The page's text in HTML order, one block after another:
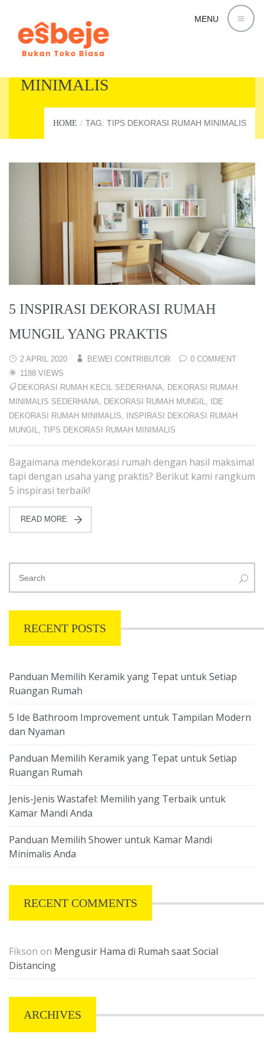
MENU
MINIMALIS
HOME TAG: TIPS DEKORASI RUMAH MINIMALIS
5 INSPIRASI DEKORASI RUMAH
MUNGIL YANG PRAKTIS
2 APRIL 2020 BEWEI CONTRIBUTOR
0 COMMENT
1188 VIEWS
DEKORASI RUMAH KECIL SEDERHANA
DEKORASI RUMAH
MINIMALIS SEDERHANA
DEKORASI RUMAH MUNGIL
IDE
DEKORASI RUMAH MINIMALIS
INSPIRASI DEKORASI RUMAH
MUNGIL
TIPS DEKORASI RUMAH MINIMALIS
Bagaimana mendekorasi rumah dengan hasil maksimal
tapi dengan usaha yang praktis? Berikut kami rangkum
5 inspirasi terbaik!
READ MORE
RECENT POSTS
Panduan Memilih Keramik yang Tepat untuk Setiap
Ruangan Rumah
5 Ide Bathroom Improvement untuk Tampilan Modern
dan Nyaman
Panduan Memilih Keramik yang Tepat untuk Setiap
Ruangan Rumah
Jenis-Jenis Wastafel: Memilih yang Terbaik untuk
Kamar Mandi Anda
Panduan Memilih Shower untuk Kamar Mandi
Minimalis Anda
RECENT COMMENTS
Fikson on Mengusir Hama di Rumah saat Social
Distancing
ARCHIVES